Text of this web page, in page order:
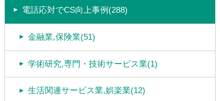
電話応対でCS向上事例(288)
金融業,保険業(51)
学術研究,専門・技術サービス業(1)
生活関連サービス業,娯楽業(12)